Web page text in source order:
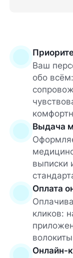
Ваш
обо
Выдача
выписки
Оплата
кликов:
волокиты
Онлайн-